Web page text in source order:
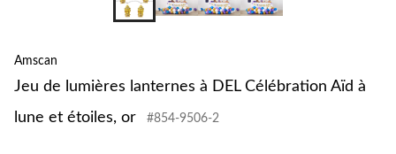
Amscan
Jeu de lumières lanternes à DEL Célébration Aïd à
lune et étoiles, or
#854-9506-2